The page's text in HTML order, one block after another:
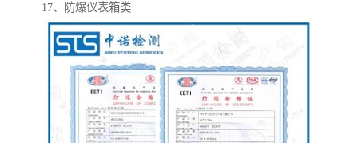
17、防爆仪表箱类